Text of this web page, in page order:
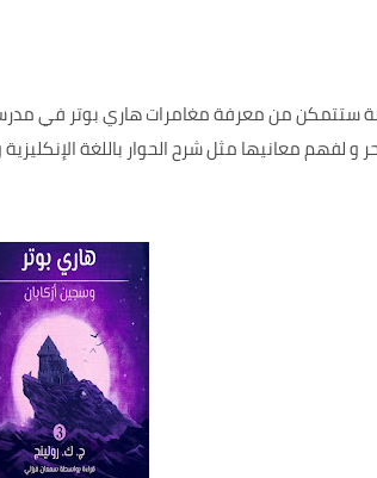
ستتمكن من معرفة مغامرات هاري بوتر في
لفهم معانيها مثل شرح الحوار باللغة